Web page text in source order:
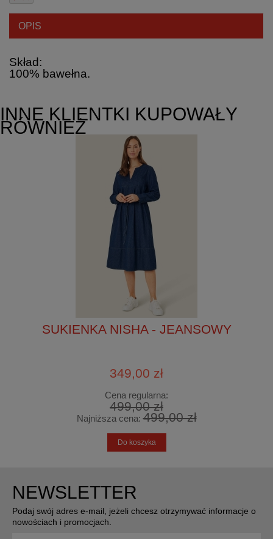
OPIS
Skład:
100% bawełna.
INNE KLIENTKI KUPOWAŁY
RÓWNIEŻ
SUKIENKA NISHA - JEANSOWY
349,00 zł
Cena regularna:
499,00 zł
Najniższa cena:499,00 zł
Do koszyka
NEWSLETTER
Podaj swój adres e-mail, jeżeli chcesz otrzymywać informacje o
nowościach i promocjach.